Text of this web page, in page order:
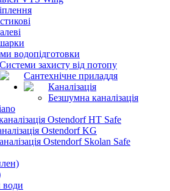
водопідготовки
Системи захисту від потопу
Сантехнічне приладдя
Каналізація
Безшумна каналізація
Ostendorf HT Safe
Ostendorf KG
Ostendorf Skolan Safe
води